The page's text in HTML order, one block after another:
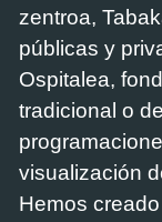
zentroa,
públicas y
Ospitalea,
tradicional o
visualización
Hemos